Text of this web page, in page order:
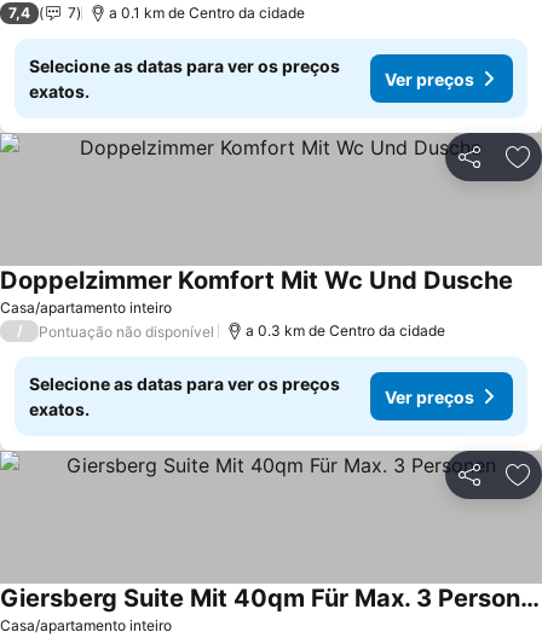
7,4 7 a 0.1 km de Centro da cidade
Selecione as datas para ver os preços
exatos.
Ver preços
Partilhar
Casa/apartamento inteiro
Doppelzimmer Komfort Mit Wc Und Dusche
/ Pontuação não disponível a 0.3 km de Centro da cidade
Selecione as datas para ver os preços
exatos.
Ver preços
Partilhar
Casa/apartamento inteiro
Giersberg Suite Mit 40qm Für Max. 3 Personen